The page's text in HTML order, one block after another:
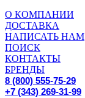
О КОМПАНИИ
ДОСТАВКА
НАПИСАТЬ НАМ
ПОИСК
КОНТАКТЫ
БРЕНДЫ
8 (800) 555-75-29
+7 (343) 269-31-99